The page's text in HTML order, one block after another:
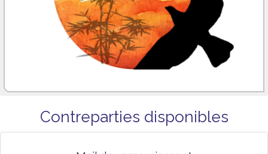
Contreparties disponibles